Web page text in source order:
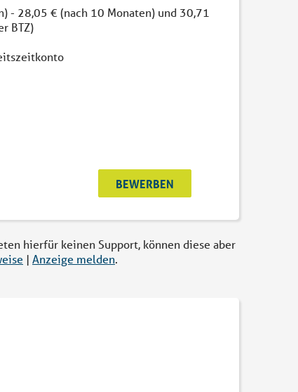
- 28,05 € (nach 10 Monaten) und 30,71
BTZ)
BEWERBEN
hierfür keinen Support, können diese aber
| Anzeige melden.